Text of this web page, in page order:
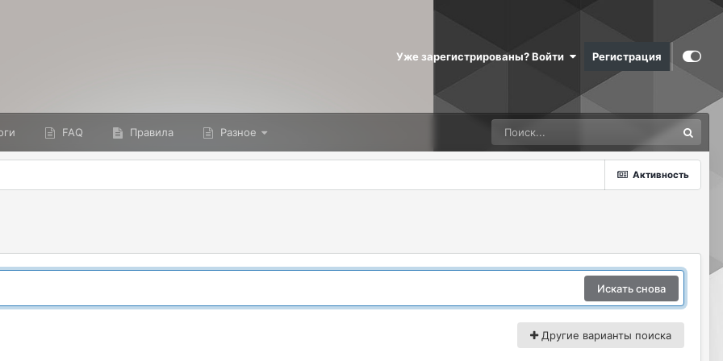
Уже зарегистрированы? Войти Регистрация
FAQ Правила Разное
Активность
Искать снова
Другие варианты поиска